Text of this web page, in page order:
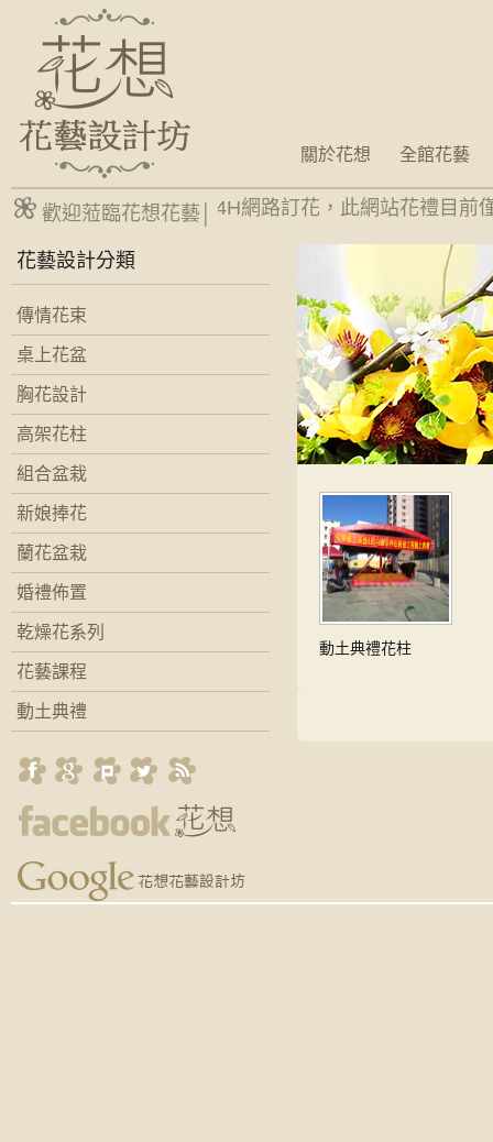
關於花想 全館花藝
歡迎蒞臨花想花藝│
台南網路花店24H網路訂花，此網站花禮目前
花藝設計分類
傳情花束
桌上花盆
胸花設計
高架花柱
組合盆栽
新娘捧花
蘭花盆栽
婚禮佈置
乾燥花系列
花藝課程
動土典禮
動土典禮花柱